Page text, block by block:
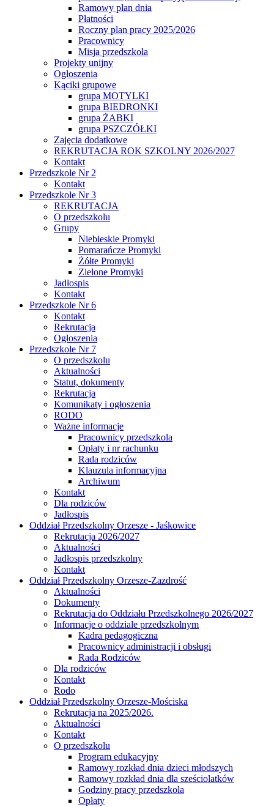
Ramowy plan dnia
Płatności
Roczny plan pracy 2025/2026
Pracownicy
Misja przedszkola
Projekty unijny
Ogłoszenia
Kąciki grupowe
grupa MOTYLKI
grupa BIEDRONKI
grupa ŻABKI
grupa PSZCZÓŁKI
Zajęcia dodatkowe
REKRUTACJA ROK SZKOLNY 2026/2027
Kontakt
Przedszkole Nr 2
Kontakt
Przedszkole Nr 3
REKRUTACJA
O przedszkolu
Grupy
Niebieskie Promyki
Pomarańcze Promyki
Żółte Promyki
Zielone Promyki
Jadłospis
Kontakt
Przedszkole Nr 6
Kontakt
Rekrutacja
Ogłoszenia
Przedszkole Nr 7
O przedszkolu
Aktualności
Statut, dokumenty
Rekrutacja
Komunikaty i ogłoszenia
RODO
Ważne informacje
Pracownicy przedszkola
Opłaty i nr rachunku
Rada rodziców
Klauzula informacyjna
Archiwum
Kontakt
Dla rodziców
Jadłospis
Oddział Przedszkolny Orzesze - Jaśkowice
Rekrutacja 2026/2027
Aktualności
Jadłospis przedszkolny
Kontakt
Oddział Przedszkolny Orzesze-Zazdrość
Aktualności
Dokumenty
Rekrutacja do Oddziału Przedszkolnego 2026/2027
Informacje o oddziale przedszkolnym
Kadra pedagogiczna
Pracownicy administracji i obsługi
Rada Rodziców
Dla rodziców
Kontakt
Rodo
Oddział Przedszkolny Orzesze-Mościska
Rekrutacja na 2025/2026.
Aktualności
Kontakt
O przedszkolu
Program edukacyjny
Ramowy rozkład dnia dzieci młodszych
Ramowy rozkład dnia dla sześciolatków
Godziny pracy przedszkola
Opłaty